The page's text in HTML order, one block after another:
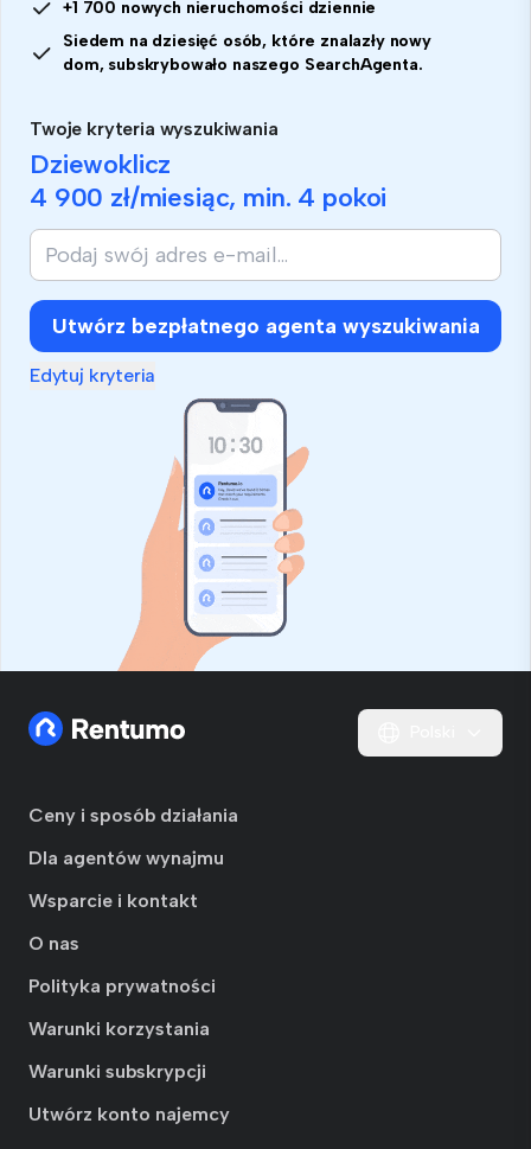
+1 700 nowych nieruchomości dziennie
Siedem na dziesięć osób, które znalazły nowy
dom, subskrybowało naszego SearchAgenta.
Twoje kryteria wyszukiwania
Dziewoklicz
4 900 zł/miesiąc, min. 4 pokoi
Jeśli
jesteś
człowiekiem,
zignoruj
to
pole
Utwórz bezpłatnego agenta wyszukiwania
Edytuj kryteria
Ceny i sposób działania
Dla agentów wynajmu
Wsparcie i kontakt
O nas
Polityka prywatności
Warunki korzystania
Warunki subskrypcji
Utwórz konto najemcy